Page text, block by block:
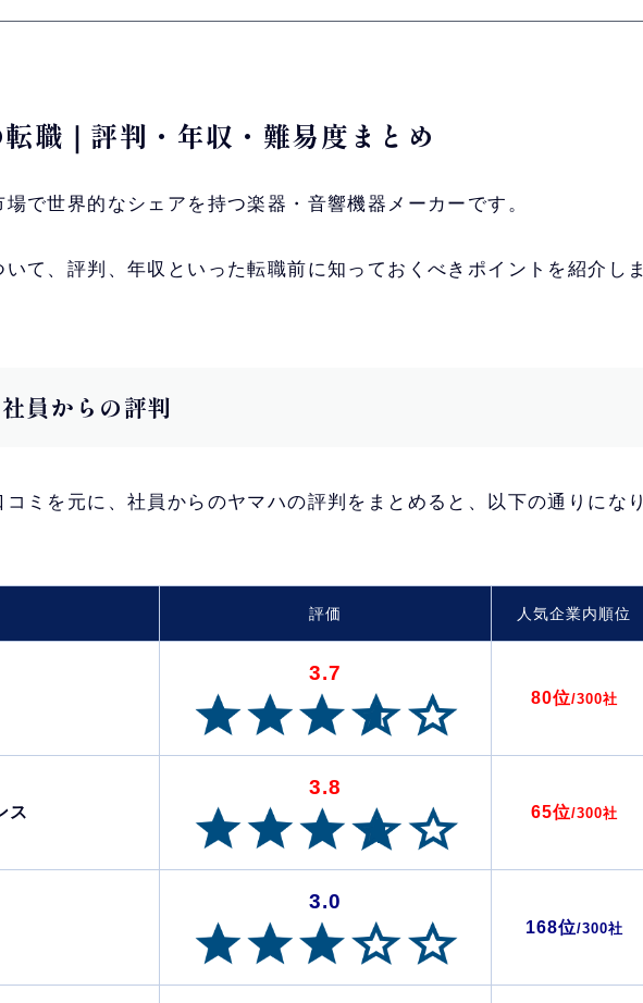
職｜評判・年収・難易度まとめ
で世界的なシェアを持つ楽器・音響機器メーカーです。
いて、評判、年収といった転職前に知っておくべきポイントを紹介しま
員からの評判
ミを元に、社員からのヤマハの評判をまとめると、以下の通りになり
評価 人気企業内順位
3.7
80位/300社
ス
3.8
65位/300社
3.0
168位/300社